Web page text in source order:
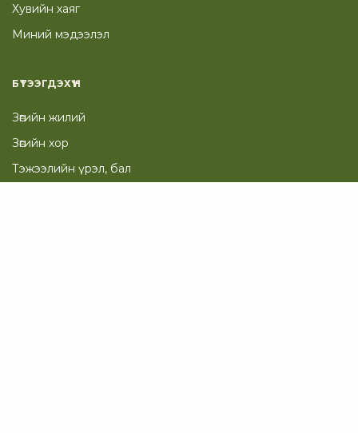
Хувийн хаяг
Миний мэдээлэл
БҮТЭЭГДЭХҮҮН
Зөгийн жилий
Зөгийн хор
Тэжээлийн үрэл, бал